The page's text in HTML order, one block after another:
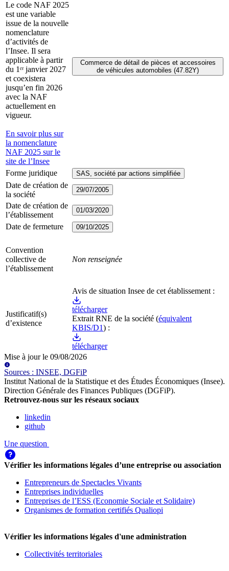
Le code NAF 2025
est une variable
issue de la nouvelle
nomenclature
d’activités de
l’Insee. Il sera
applicable à partir
du 1ᵉʳ janvier 2027
et coexistera
jusqu’en fin 2026
avec la NAF
actuellement en
vigueur.
En savoir plus sur
la nomenclature
NAF 2025 sur le
site de l’Insee
Commerce de détail de pièces et accessoires
de véhicules automobiles (47.82Y)
Forme juridique SAS, société par actions simplifiée
Date de création de
la société
29/07/2005
Date de création de
l’établissement
01/03/2020
Date de fermeture 09/10/2025
Convention
collective de
l’établissement
Non renseignée
Justificatif(s)
d’existence
Avis de situation Insee de cet établissement :
télécharger
Extrait RNE de la société (équivalent
KBIS/D1) :
télécharger
Mise à jour le 09/08/2026
Sources : INSEE, DGFiP
Institut National de la Statistique et des Études Économiques (Insee).
Direction Générale des Finances Publiques (DGFiP).
Retrouvez-nous sur les réseaux sociaux
linkedin
github
Une question
Vérifier les informations légales d’une entreprise ou association
Entrepreneurs de Spectacles Vivants
Entreprises individuelles
Entreprises de l’ESS (Economie Sociale et Solidaire)
Organismes de formation certifiés Qualiopi
Vérifier les informations légales d'une administration
Collectivités territoriales